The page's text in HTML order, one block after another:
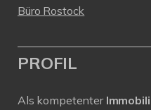
Büro Rostock
PROFIL
Als kompetenter